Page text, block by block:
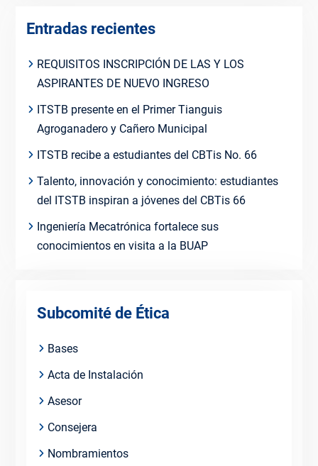
Entradas recientes
REQUISITOS INSCRIPCIÓN DE LAS Y LOS
ASPIRANTES DE NUEVO INGRESO
ITSTB presente en el Primer Tianguis
Agroganadero y Cañero Municipal
ITSTB recibe a estudiantes del CBTis No. 66
Talento, innovación y conocimiento: estudiantes
del ITSTB inspiran a jóvenes del CBTis 66
Ingeniería Mecatrónica fortalece sus
conocimientos en visita a la BUAP
Subcomité de Ética
Bases
Acta de Instalación
Asesor
Consejera
Nombramientos